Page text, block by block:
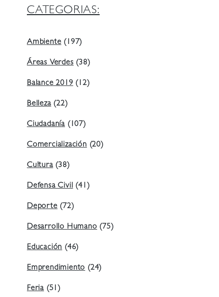
CATEGORIAS:
Ambiente (197)
Áreas Verdes (38)
Balance 2019 (12)
Belleza(22)
Ciudadanía (107)
Comercialización (20)
Cultura(38)
Defensa Civil (41)
Deporte (72)
Desarrollo Humano (75)
Educación (46)
Emprendimiento (24)
Feria (51)